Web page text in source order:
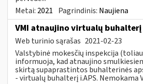
Metai: 2021 Pagrindinis: Naujiena
VMI atnaujino virtualų buhalterį
Web turinio sąrašas 2021-02-23
Valstybinė mokesčių inspekcija (toliau
informuoja, kad atnaujino
skirtą supaprastintos buhalterinės
- virtualų buhalterį i.APS. Nemokama